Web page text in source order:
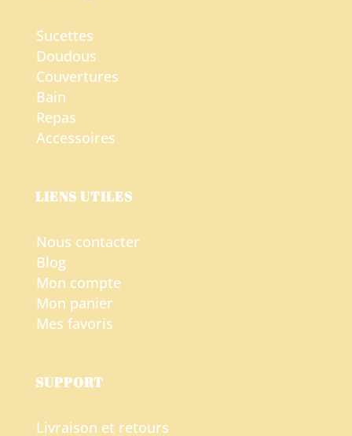
Sucettes
Doudous
Couvertures
Bain
Repas
Accessoires
LIENS UTILES
Nous contacter
Blog
Mon compte
Mon panier
Mes favoris
SUPPORT
Livraison et retours